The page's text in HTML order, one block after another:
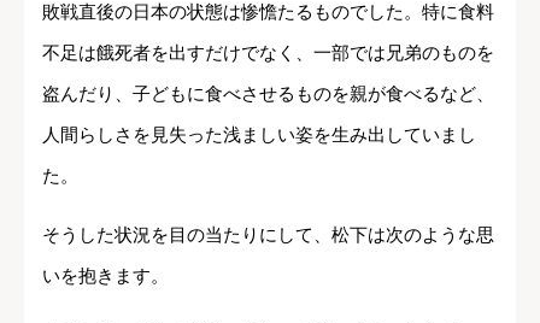
敗戦直後の日本の状態は惨憺たるものでした。特に食料
不足は餓死者を出すだけでなく、一部では兄弟のものを
盗んだり、子どもに食べさせるものを親が食べるなど、
人間らしさを見失った浅ましい姿を生み出していまし
た。
そうした状況を目の当たりにして、松下は次のような思
いを抱きます。